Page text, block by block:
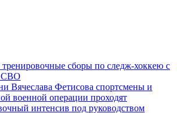
сборы по следж-хоккею с
СВО
Вячеслава Фетисова спортсмены и
военной операции проходят
интенсив под руководством